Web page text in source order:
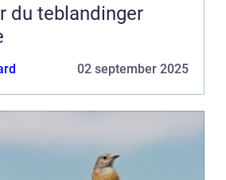
du teblandinger
02 september 2025